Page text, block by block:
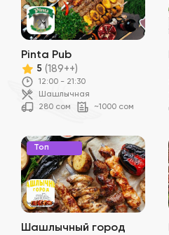
Pinta Pub
5 (189++)
12:00 - 21:30
Шашлычная
280 сом
~1000 сом
Топ
Шашлычный город